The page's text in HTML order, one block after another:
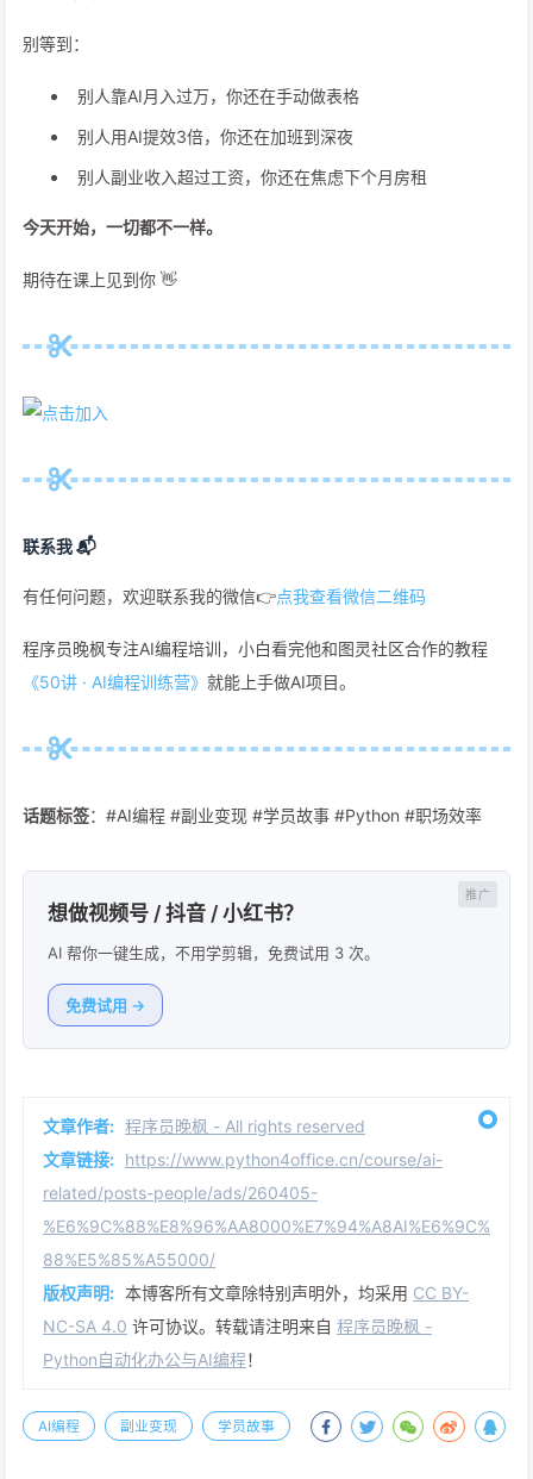
别等到：
别人靠AI月入过万，你还在手动做表格
别人用AI提效3倍，你还在加班到深夜
别人副业收入超过工资，你还在焦虑下个月房租
今天开始，一切都不一样。
期待在课上见到你 👋
联系我 📬
有任何问题，欢迎联系我的微信👉点我查看微信二维码
程序员晚枫专注AI编程培训，小白看完他和图灵社区合作的教程
《50讲 · AI编程训练营》 就能上手做AI项目。
话题标签：#AI编程 #副业变现 #学员故事 #Python #职场效率
想做视频号 / 抖音 / 小红书？
AI 帮你一键生成，不用学剪辑，免费试用 3 次。
免费试用 →
文章作者: 程序员晚枫 - All rights reserved
文章链接: https://www.python4office.cn/course/ai-
related/posts-people/ads/260405-
%E6%9C%88%E8%96%AA8000%E7%94%A8AI%E6%9C%
88%E5%85%A55000/
版权声明: 本博客所有文章除特别声明外，均采用 CC BY-
NC-SA 4.0 许可协议。转载请注明来自 程序员晚枫 -
Python自动化办公与AI编程！
AI编程 副业变现 学员故事